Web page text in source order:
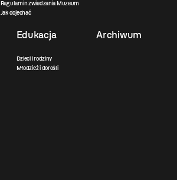
Regulamin zwiedzania Muzeum
Jak dojechać
Edukacja
Dzieci i rodziny
Młodzież i dorośli
Archiwum